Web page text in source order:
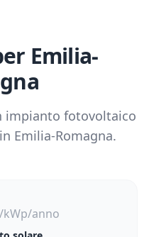
Emilia-
impianto fotovoltaico
Emilia-Romagna.
kWp/anno